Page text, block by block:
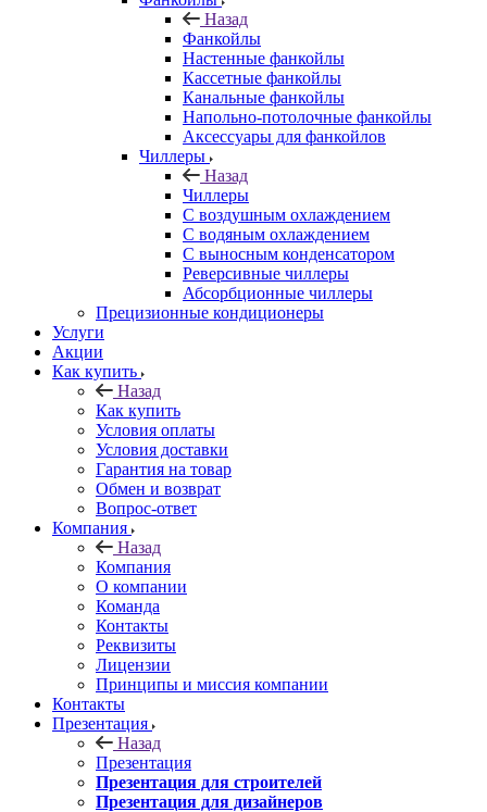
Назад
Фанкойлы
Настенные фанкойлы
Кассетные фанкойлы
Канальные фанкойлы
Напольно-потолочные фанкойлы
Аксессуары для фанкойлов
Чиллеры
Назад
Чиллеры
С воздушным охлаждением
С водяным охлаждением
С выносным конденсатором
Реверсивные чиллеры
Абсорбционные чиллеры
Прецизионные кондиционеры
Услуги
Акции
Как купить
Назад
Как купить
Условия оплаты
Условия доставки
Гарантия на товар
Обмен и возврат
Вопрос-ответ
Компания
Назад
Компания
О компании
Команда
Контакты
Реквизиты
Лицензии
Принципы и миссия компании
Контакты
Презентация
Назад
Презентация
Презентация для строителей
Презентация для дизайнеров